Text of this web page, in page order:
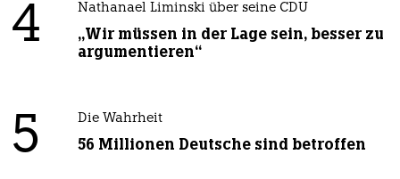
4 Nathanael Liminski über seine CDU
„Wir müssen in der Lage sein, besser zu
argumentieren“
5 Die Wahrheit
56 Millionen Deutsche sind betroffen